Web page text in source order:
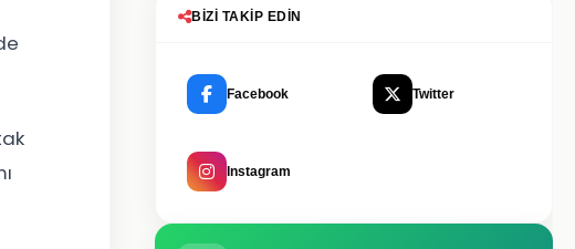
BIZI TAKIP EDIN
Facebook Twitter
Instagram